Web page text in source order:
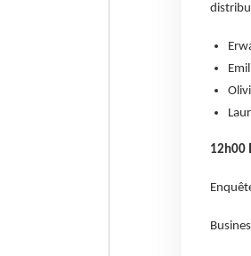
12h00